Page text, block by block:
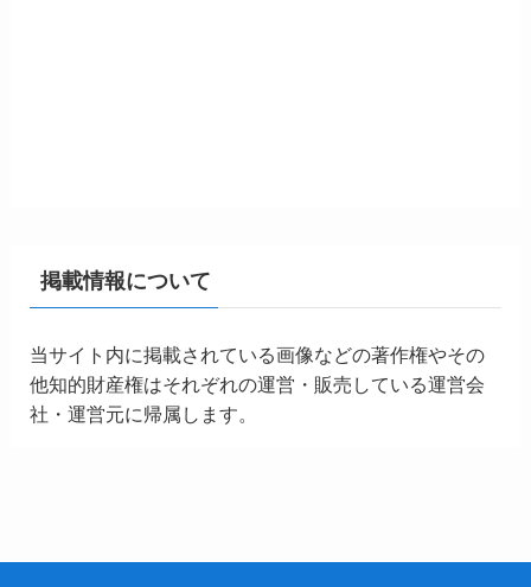
掲載情報について
当サイト内に掲載されている画像などの著作権やその
他知的財産権はそれぞれの運営・販売している運営会
社・運営元に帰属します。